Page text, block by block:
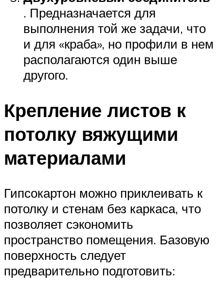
. Предназначается для
выполнения той же задачи, что
и для «краба», но профили в нем
располагаются один выше
другого.
Крепление листов к
потолку вяжущими
материалами
Гипсокартон можно приклеивать к
потолку и стенам без каркаса, что
позволяет сэкономить
пространство помещения. Базовую
поверхность следует
предварительно подготовить: